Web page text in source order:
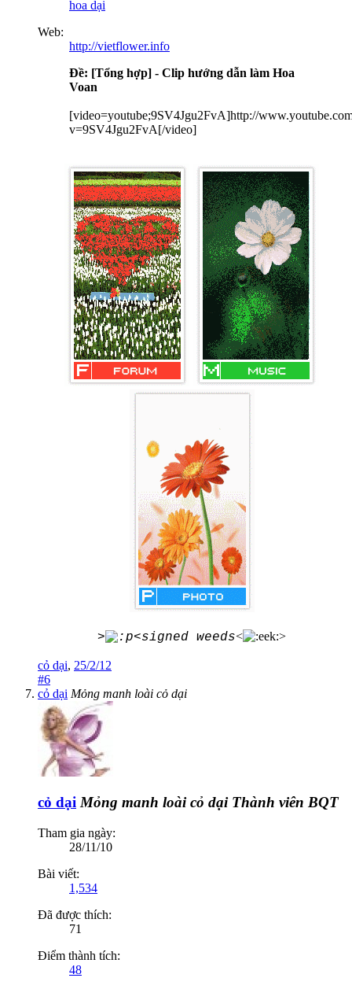
hoa dại
Web:
http://vietflower.info
Ðề: [Tổng hợp] - Clip hướng dẫn làm Hoa
Voan
[video=youtube;9SV4Jgu2FvA]http://
v=9SV4Jgu2FvA[/video]
> <signed weeds< >
cỏ dại, 25/2/12
#6
cỏ dại Mỏng manh loài cỏ dại
cỏ dại Mỏng manh loài cỏ dại Thành viên BQT
Tham gia ngày:
28/11/10
Bài viết:
1,534
Đã được thích:
71
Điểm thành tích:
48